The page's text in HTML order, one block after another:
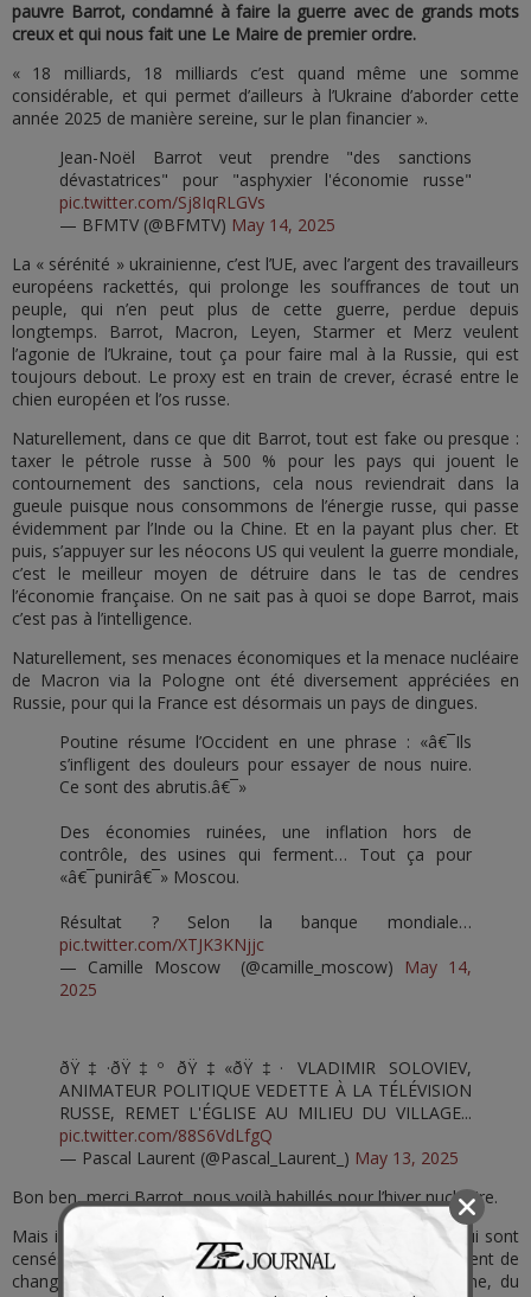
pauvre Barrot, condamné à faire la guerre avec de grands mots
creux et qui nous fait une Le Maire de premier ordre.
« 18 milliards, 18 milliards c’est quand même une somme
considérable, et qui permet d’ailleurs à l’Ukraine d’aborder cette
année 2025 de manière sereine, sur le plan financier ».
Jean-Noël Barrot veut prendre "des sanctions
dévastatrices" pour "asphyxier l'économie russe"
pic.twitter.com/Sj8IqRLGVs
— BFMTV (@BFMTV) May 14, 2025
La « sérénité » ukrainienne, c’est l’UE, avec l’argent des travailleurs
européens rackettés, qui prolonge les souffrances de tout un
peuple, qui n’en peut plus de cette guerre, perdue depuis
longtemps. Barrot, Macron, Leyen, Starmer et Merz veulent
l’agonie de l’Ukraine, tout ça pour faire mal à la Russie, qui est
toujours debout. Le proxy est en train de crever, écrasé entre le
chien européen et l’os russe.
Naturellement, dans ce que dit Barrot, tout est fake ou presque :
taxer le pétrole russe à 500 % pour les pays qui jouent le
contournement des sanctions, cela nous reviendrait dans la
gueule puisque nous consommons de l’énergie russe, qui passe
évidemment par l’Inde ou la Chine. Et en la payant plus cher. Et
puis, s’appuyer sur les néocons US qui veulent la guerre mondiale,
c’est le meilleur moyen de détruire dans le tas de cendres
l’économie française. On ne sait pas à quoi se dope Barrot, mais
c’est pas à l’intelligence.
Naturellement, ses menaces économiques et la menace nucléaire
de Macron via la Pologne ont été diversement appréciées en
Russie, pour qui la France est désormais un pays de dingues.
Poutine résume l’Occident en une phrase : «â€¯Ils
s’infligent des douleurs pour essayer de nous nuire.
Ce sont des abrutis.â€¯»
Des économies ruinées, une inflation hors de
contrôle, des usines qui ferment… Tout ça pour
«â€¯punirâ€¯» Moscou.
Résultat ? Selon la banque mondiale…
pic.twitter.com/XTJK3KNjjc
— Camille Moscow (@camille_moscow) May 14,
2025
ðŸ‡·ðŸ‡º ðŸ‡«ðŸ‡· VLADIMIR SOLOVIEV,
ANIMATEUR POLITIQUE VEDETTE À LA TÉLÉVISION
RUSSE, REMET L'ÉGLISE AU MILIEU DU VILLAGE...
pic.twitter.com/88S6VdLfgQ
— Pascal Laurent (@Pascal_Laurent_) May 13, 2025
Bon ben, merci Barrot, nous voilà habillés pour l’hiver nucléaire.
Mais il y a pire que cet âne, c’est Libération et Le Figaro, qui sont
censés avoir des centaines de cerveaux, et qui se permettent de
changer l’ordre des choses. La Russie a gagné en Ukraine, du